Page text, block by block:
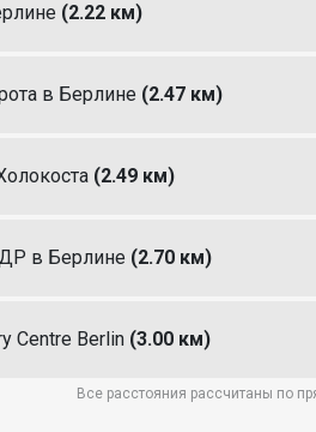
(2.22 км)
в Берлине (2.47 км)
(2.49 км)
в Берлине (2.70 км)
Centre Berlin (3.00 км)
Все расстояния рассчитаны по